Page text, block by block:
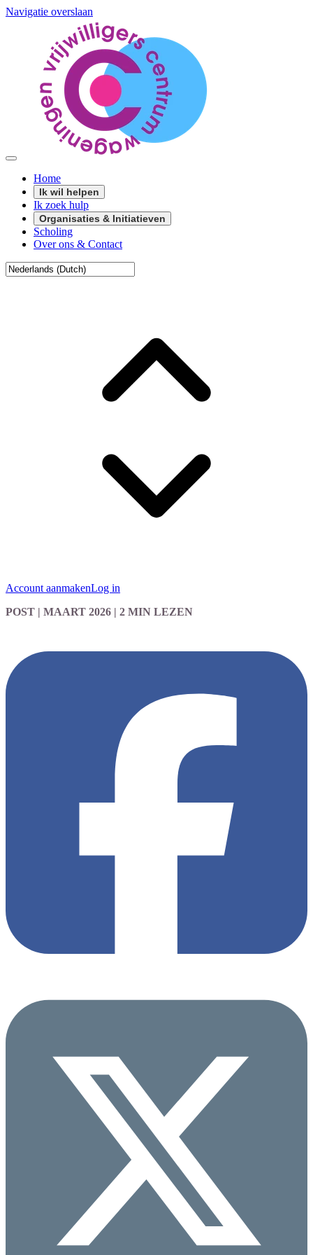
Navigatie overslaan
Home
Ik wil helpen
Ik zoek hulp
Organisaties & Initiatieven
Scholing
Over ons & Contact
Account aanmakenLog in
POST | MAART 2026 | 2 MIN LEZEN